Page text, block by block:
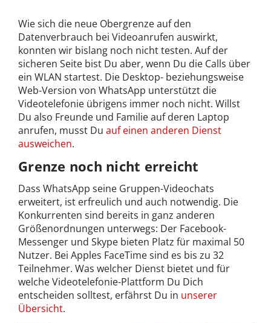
Wie sich die neue Obergrenze auf den
Datenverbrauch bei Videoanrufen auswirkt,
konnten wir bislang noch nicht testen. Auf der
sicheren Seite bist Du aber, wenn Du die Calls über
ein WLAN startest. Die Desktop- beziehungsweise
Web-Version von WhatsApp unterstützt die
Videotelefonie übrigens immer noch nicht. Willst
Du also Freunde und Familie auf deren Laptop
anrufen, musst Du auf einen anderen Dienst
ausweichen.
Grenze noch nicht erreicht
Dass WhatsApp seine Gruppen-Videochats
erweitert, ist erfreulich und auch notwendig. Die
Konkurrenten sind bereits in ganz anderen
Größenordnungen unterwegs: Der Facebook-
Messenger und Skype bieten Platz für maximal 50
Nutzer. Bei Apples FaceTime sind es bis zu 32
Teilnehmer. Was welcher Dienst bietet und für
welche Videotelefonie-Plattform Du Dich
entscheiden solltest, erfährst Du in unserer
Übersicht.